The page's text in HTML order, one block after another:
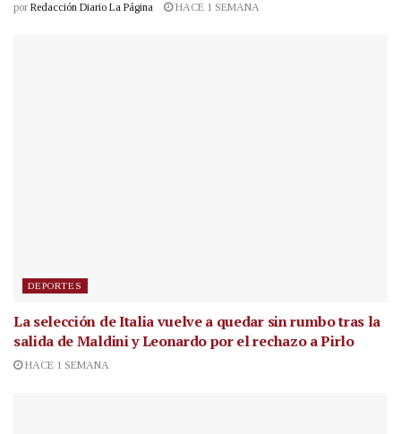
por Redacción Diario La Página HACE 1 SEMANA
DEPORTES
La selección de Italia vuelve a quedar sin rumbo tras la
salida de Maldini y Leonardo por el rechazo a Pirlo
HACE 1 SEMANA